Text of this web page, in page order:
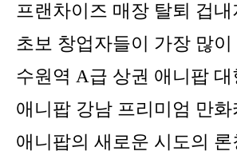
프랜차이즈 매장 탈퇴 겁
초보 창업자들이 가장 많
수원역 A급 상권 애니팝
애니팝 강남 프리미엄 만
애니팝의 새로운 시도의